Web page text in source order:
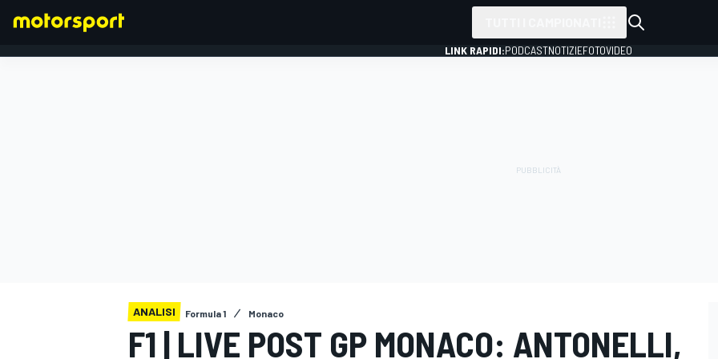
LINK RAPIDI:PODCASTNOTIZIEFOTOVIDEO
ANALISI Formula 1 Monaco
F1 | LIVE POST GP MONACO: ANTONELLI,